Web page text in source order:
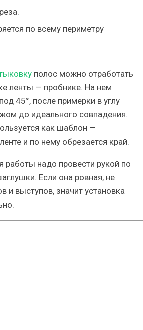
по всему периметру
полос можно отработать
ленты — пробнике. На нем
45°, после примерки в углу
до идеального совпадения.
как шаблон —
и по нему обрезается край.
работы надо провести рукой по
Если она ровная, не
и выступов, значит установка